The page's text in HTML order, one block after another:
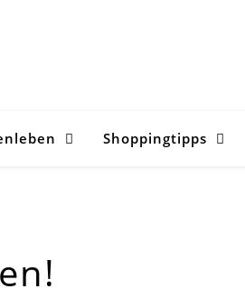
Shoppingtipps